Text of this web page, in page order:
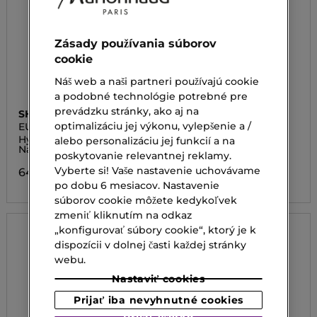
SHISEIDO
EUDERMINE ACTIVATING
ESSENCE REFILL
Hydratačná emulzia.
Náplň.
64,00 €
ELIZABETH ARDEN
CERAMIDE MICRO
CAPSULE SKIN
REPLENISHING ESSENCE
Pleťová essence
68,00 €
Zásady používania súborov
cookie
Náš web a naši partneri používajú cookie
a podobné technológie potrebné pre
prevádzku stránky, ako aj na
optimalizáciu jej výkonu, vylepšenie a /
alebo personalizáciu jej funkcií a na
poskytovanie relevantnej reklamy.
Vyberte si! Vaše nastavenie uchovávame
po dobu 6 mesiacov. Nastavenie
súborov cookie môžete kedykoľvek
zmeniť kliknutím na odkaz
„konfigurovať súbory cookie“, ktorý je k
dispozícii v dolnej časti každej stránky
webu.
Nastaviť cookies
Prijať iba nevyhnutné cookies